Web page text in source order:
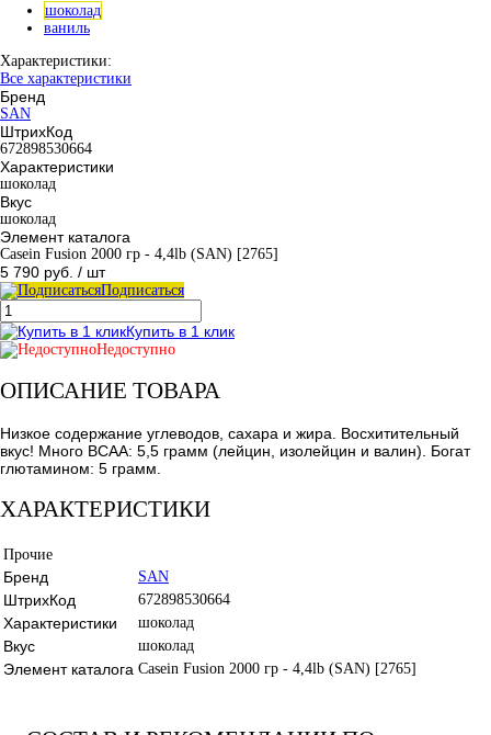
шоколад
ваниль
Характеристики:
Все характеристики
Бренд
SAN
ШтрихКод
672898530664
Характеристики
шоколад
Вкус
шоколад
Элемент каталога
Casein Fusion 2000 гр - 4,4lb (SAN) [2765]
5 790 руб. / шт
Подписаться
Купить в 1 клик
Недоступно
ОПИСАНИЕ ТОВАРА
Низкое содержание углеводов, сахара и жира. Восхитительный
вкус! Много BCAA: 5,5 грамм (лейцин, изолейцин и валин). Богат
глютамином: 5 грамм.
ХАРАКТЕРИСТИКИ
Прочие
Бренд SAN
ШтрихКод 672898530664
Характеристики шоколад
Вкус шоколад
Элемент каталога Casein Fusion 2000 гр - 4,4lb (SAN) [2765]